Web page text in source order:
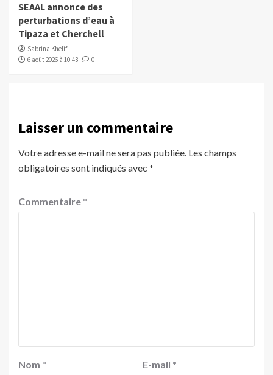
SEAAL annonce des
perturbations d’eau à
Tipaza et Cherchell
Sabrina Khelifi
6 août 2026 à 10:43
0
Laisser un commentaire
Votre adresse e-mail ne sera pas publiée. Les champs
obligatoires sont indiqués avec *
Commentaire *
Nom * E-mail *